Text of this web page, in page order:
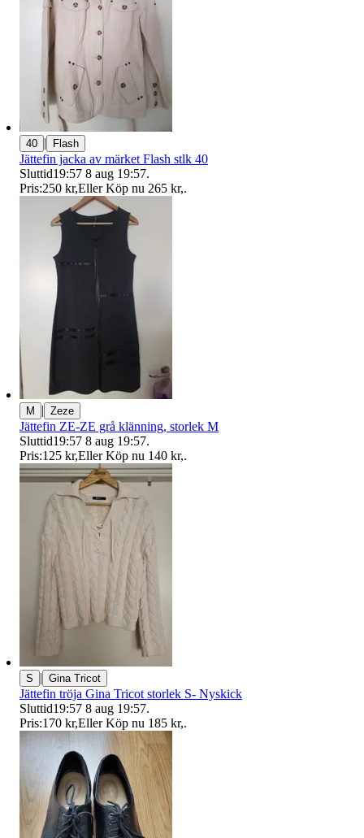
40 | Flash
Jättefin jacka av märket Flash stlk 40
Sluttid19:57 8 aug 19:57.
Pris:250 kr,Eller Köp nu 265 kr,.
M | Zeze
Jättefin ZE-ZE grå klänning, storlek M
Sluttid19:57 8 aug 19:57.
Pris:125 kr,Eller Köp nu 140 kr,.
S | Gina Tricot
Jättefin tröja Gina Tricot storlek S- Nyskick
Sluttid19:57 8 aug 19:57.
Pris:170 kr,Eller Köp nu 185 kr,.